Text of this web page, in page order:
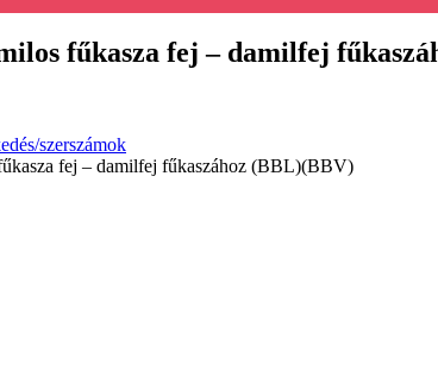
fűkasza fej – damilfej
szerszámok
fej – damilfej fűkaszához (BBL)(BBV)